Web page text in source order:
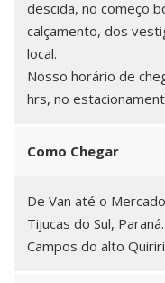
descida, no começo
calçamento, dos
local.
Nosso horário de
hrs, no
Como Chegar
De Van até o
Tijucas do Sul,
Campos do alto